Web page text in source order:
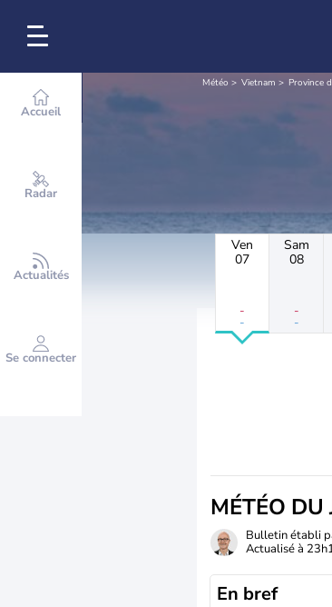
Accueil
Radar
Actualités
Se connecter
Météo Vietnam Province
Ven
07
-
-
Sam
08
-
-
MÉTÉO DU
Bulletin établi
Actualisé à
En bref